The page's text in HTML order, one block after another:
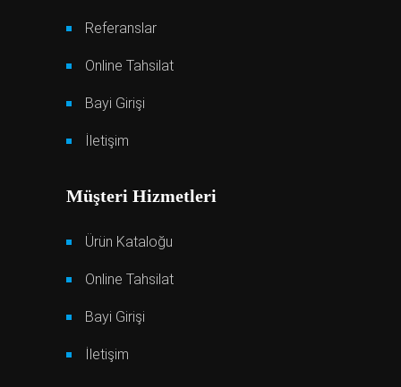
Referanslar
Online Tahsilat
Bayi Girişi
İletişim
Müşteri Hizmetleri
Ürün Kataloğu
Online Tahsilat
Bayi Girişi
İletişim